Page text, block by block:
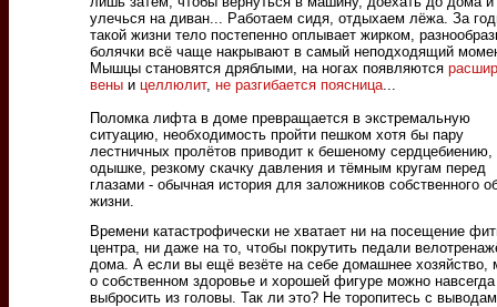
улечься на диван... Работаем сидя, отдыхаем лёжа. За
такой жизни тело постепенно оплывает жирком,
болячки всё чаще накрывают в самый неподходящий
Мышцы становятся дряблыми, на ногах появляются
вены и целлюлит, не разгибается поясница
Поломка лифта в доме превращается в экстремальную
ситуацию, необходимость пройти пешком хотя бы пару
лестничных пролётов приводит к бешеному сердцебиению,
одышке, резкому скачку давления и тёмным кругам перед
глазами - обычная история для заложников собственного
жизни.
Времени катастрофически не хватает ни на посещение
центра, ни даже на то, чтобы покрутить педали
дома. А если вы ещё везёте на себе домашнее хозяйство,
о собственном здоровье и хорошей фигуре можно навсегда
выбросить из головы. Так ли это? Не торопитесь с